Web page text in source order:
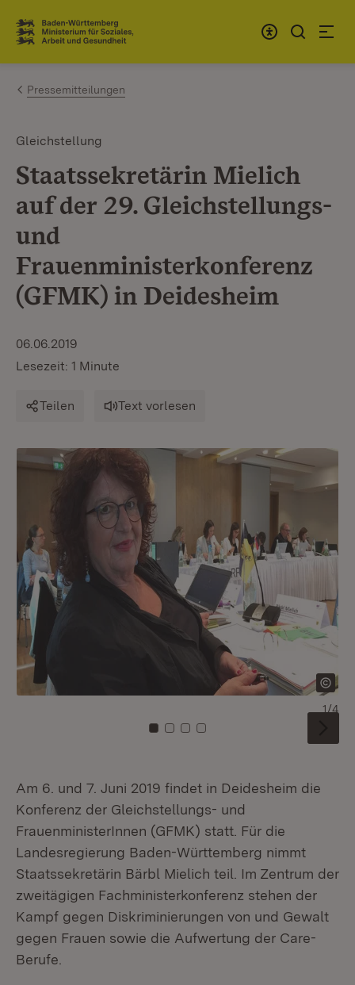
Zum Inhalt springen
Link zur Startseite
Pressemitteilungen
Gleichstellung
Staatssekretärin Mielich
auf der 29. Gleichstellungs-
und
Frauenministerkonferenz
(GFMK) in Deidesheim
06.06.2019
Lesezeit: 1 Minute
Teilen Text vorlesen
Zu Kachel: 0
Zu Kachel: 1
Zu Kachel: 2
Zu Kachel: 3
1/4
Am 6. und 7. Juni 2019 findet in Deidesheim die
Konferenz der Gleichstellungs- und
FrauenministerInnen (GFMK) statt. Für die
Landesregierung Baden-Württemberg nimmt
Staatssekretärin Bärbl Mielich teil. Im Zentrum der
zweitägigen Fachministerkonferenz stehen der
Kampf gegen Diskriminierungen von und Gewalt
gegen Frauen sowie die Aufwertung der Care-
Berufe.